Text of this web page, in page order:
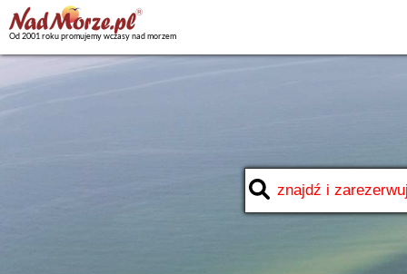
Od 2001 roku promujemy wczasy nad morzem